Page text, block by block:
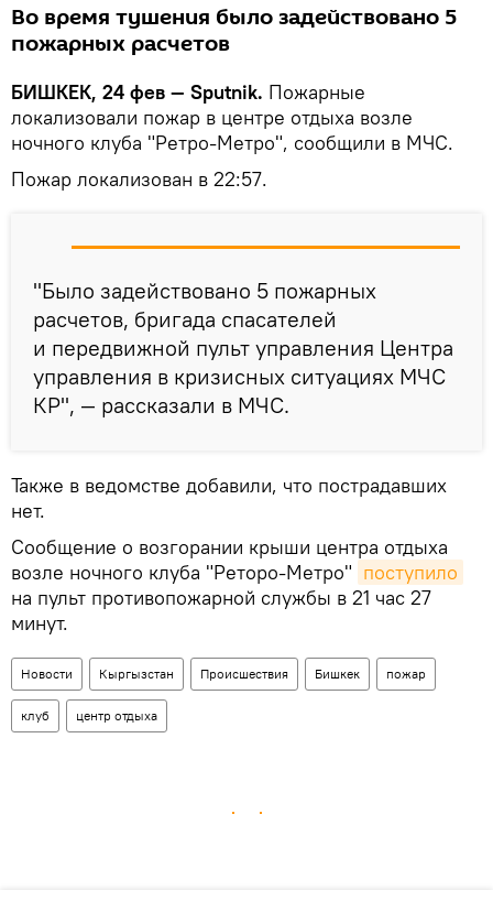
Во время тушения было задействовано 5
пожарных расчетов
БИШКЕК, 24 фев — Sputnik. Пожарные
локализовали пожар в центре отдыха возле
ночного клуба "Ретро-Метро", сообщили в МЧС.
Пожар локализован в 22:57.
"Было задействовано 5 пожарных
расчетов, бригада спасателей
и передвижной пульт управления Центра
управления в кризисных ситуациях МЧС
КР", — рассказали в МЧС.
Также в ведомстве добавили, что пострадавших
нет.
Сообщение о возгорании крыши центра отдыха
возле ночного клуба "Реторо-Метро" поступило
на пульт противопожарной службы в 21 час 27
минут.
Новости Кыргызстан Происшествия Бишкек пожар
клуб центр отдыха